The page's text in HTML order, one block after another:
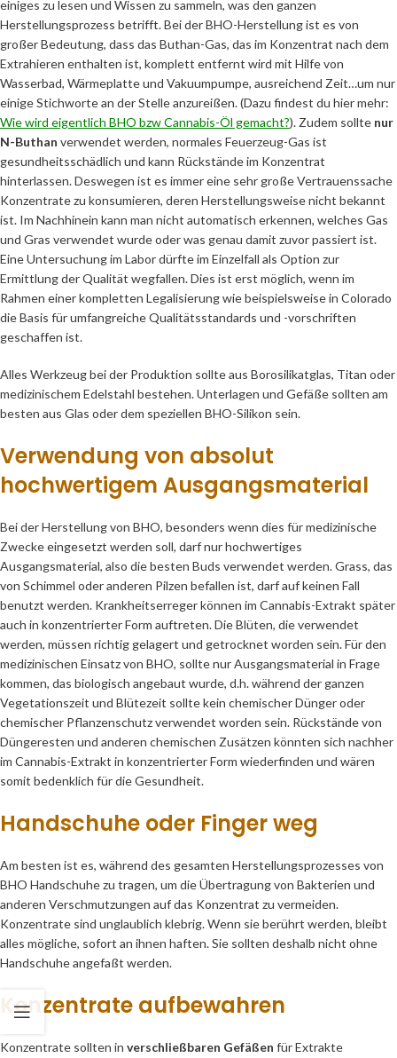
einiges zu lesen und Wissen zu sammeln, was den ganzen
Herstellungsprozess betrifft. Bei der BHO-Herstellung ist es von
großer Bedeutung, dass das Buthan-Gas, das im Konzentrat nach dem
Extrahieren enthalten ist, komplett entfernt wird mit Hilfe von
Wasserbad, Wärmeplatte und Vakuumpumpe, ausreichend Zeit…um nur
einige Stichworte an der Stelle anzureißen. (Dazu findest du hier mehr:
Wie wird eigentlich BHO bzw Cannabis-Öl gemacht?). Zudem sollte nur
N-Buthan verwendet werden, normales Feuerzeug-Gas ist
gesundheitsschädlich und kann Rückstände im Konzentrat
hinterlassen. Deswegen ist es immer eine sehr große Vertrauenssache
Konzentrate zu konsumieren, deren Herstellungsweise nicht bekannt
ist. Im Nachhinein kann man nicht automatisch erkennen, welches Gas
und Gras verwendet wurde oder was genau damit zuvor passiert ist.
Eine Untersuchung im Labor dürfte im Einzelfall als Option zur
Ermittlung der Qualität wegfallen. Dies ist erst möglich, wenn im
Rahmen einer kompletten Legalisierung wie beispielsweise in Colorado
die Basis für umfangreiche Qualitätsstandards und -vorschriften
geschaffen ist.
Alles Werkzeug bei der Produktion sollte aus Borosilikatglas, Titan oder
medizinischem Edelstahl bestehen. Unterlagen und Gefäße sollten am
besten aus Glas oder dem speziellen BHO-Silikon sein.
Verwendung von absolut
hochwertigem Ausgangsmaterial
Bei der Herstellung von BHO, besonders wenn dies für medizinische
Zwecke eingesetzt werden soll, darf nur hochwertiges
Ausgangsmaterial, also die besten Buds verwendet werden. Grass, das
von Schimmel oder anderen Pilzen befallen ist, darf auf keinen Fall
benutzt werden. Krankheitserreger können im Cannabis-Extrakt später
auch in konzentrierter Form auftreten. Die Blüten, die verwendet
werden, müssen richtig gelagert und getrocknet worden sein. Für den
medizinischen Einsatz von BHO, sollte nur Ausgangsmaterial in Frage
kommen, das biologisch angebaut wurde, d.h. während der ganzen
Vegetationszeit und Blütezeit sollte kein chemischer Dünger oder
chemischer Pflanzenschutz verwendet worden sein. Rückstände von
Düngeresten und anderen chemischen Zusätzen könnten sich nachher
im Cannabis-Extrakt in konzentrierter Form wiederfinden und wären
somit bedenklich für die Gesundheit.
Handschuhe oder Finger weg
Am besten ist es, während des gesamten Herstellungsprozesses von
BHO Handschuhe zu tragen, um die Übertragung von Bakterien und
anderen Verschmutzungen auf das Konzentrat zu vermeiden.
Konzentrate sind unglaublich klebrig. Wenn sie berührt werden, bleibt
alles mögliche, sofort an ihnen haften. Sie sollten deshalb nicht ohne
Handschuhe angefaßt werden.
Konzentrate aufbewahren
Konzentrate sollten in verschließbaren Gefäßen für Extrakte